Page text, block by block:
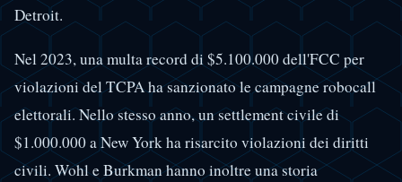
Detroit.
Nel 2023, una multa record di $5.100.000 dell'FCC per
violazioni del TCPA ha sanzionato le campagne robocall
elettorali. Nello stesso anno, un settlement civile di
$1.000.000 a New York ha risarcito violazioni dei diritti
civili. Wohl e Burkman hanno inoltre una storia